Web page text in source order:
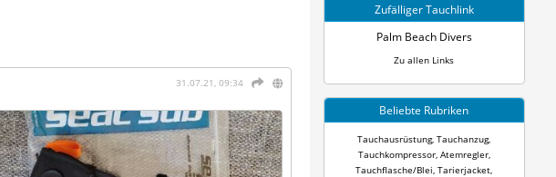
31.07.21, 09:34
Zufälliger Tauchlink
Palm Beach Divers
Zu allen Links
Beliebte Rubriken
Tauchausrüstung, Tauchanzug,
Tauchkompressor, Atemregler,
Tauchflasche/Blei Tarierjacket